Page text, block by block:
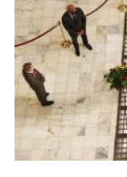
PODCAST